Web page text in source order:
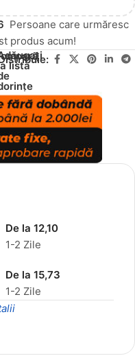
Persoane care urmăresc
produs acum!
lista
1-2 Zile
De la 12,10
1-2 Zile
De la 15,73